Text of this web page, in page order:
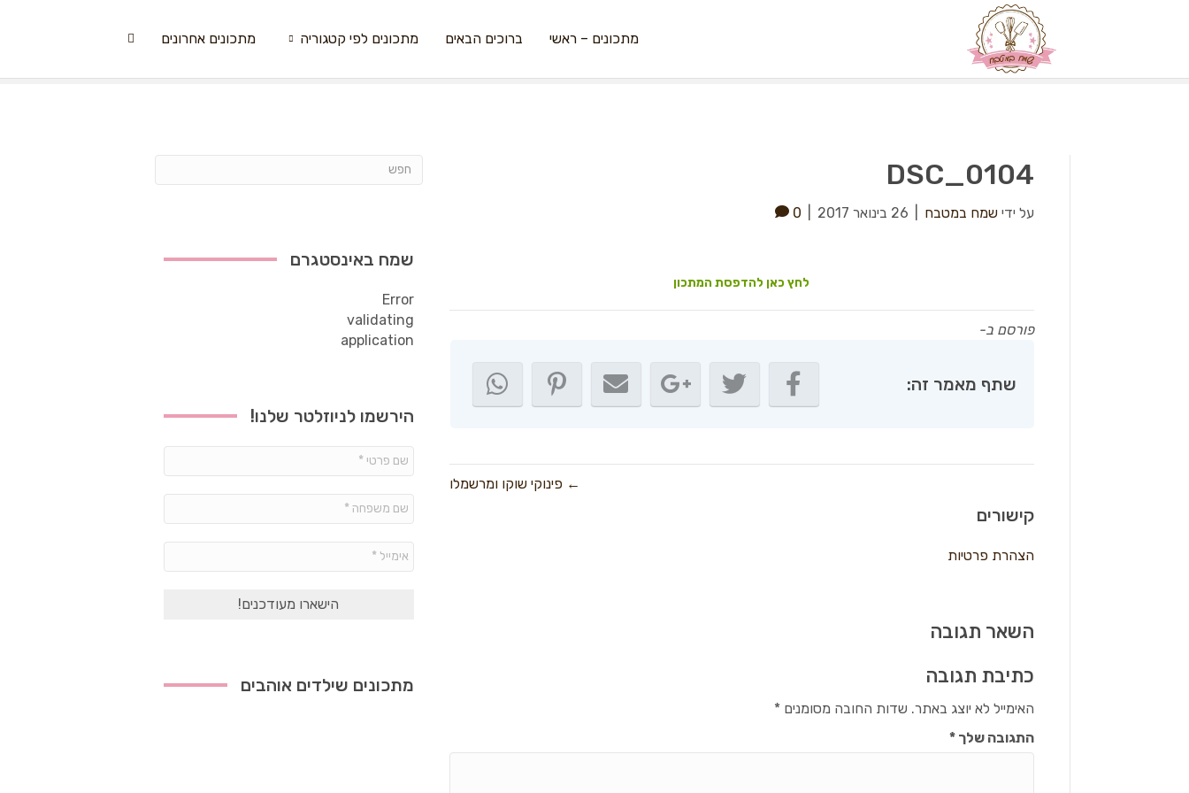
מתכונים – ראשי ברוכים הבאים מתכונים לפי קטגוריה מתכונים אחרונים
DSC_0104
על ידי שמח במטבח 26 בינואר 2017 0
לחץ כאן להדפסת המתכון
פורסם ב-
שתף מאמר זה:
← פינוקי שוקו ומרשמלו
קישורים
הצהרת פרטיות
השאר תגובה
כתיבת תגובה
האימייל לא יוצג באתר. שדות החובה מסומנים*
התגובה שלך*
שמח באינסטגרם
Error
validating
application
הירשמו לניוזלטר שלנו!
פרטי
משפחה
*
מתכונים שילדים אוהבים